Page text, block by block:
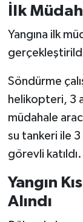
İlk
Yangına ilk
Söndürme
helikopteri, 3
müdahale
su tankeri ile
görevli katıldı.
Yangın
Alındı
MİZAH
TARİH
Genel
Politika